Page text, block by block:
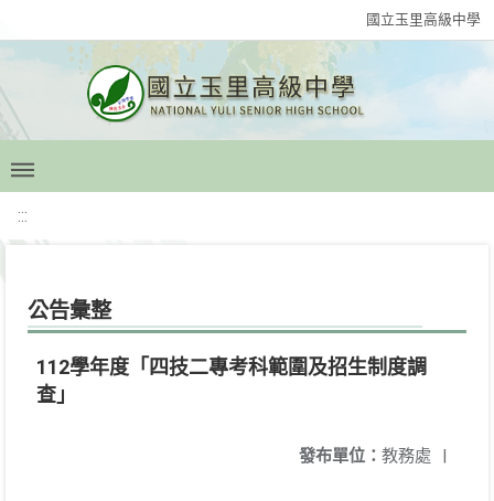
國立玉里高級中學
:::
公告彙整
112學年度「四技二專考科範圍及招生制度調
查」
發布單位： 教務處 |